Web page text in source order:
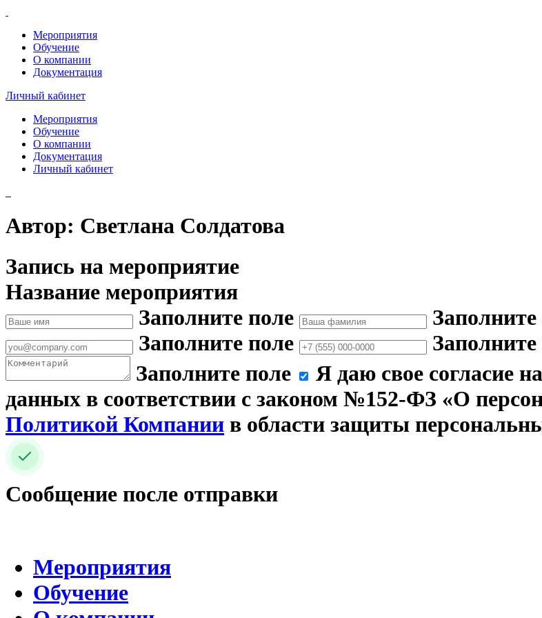
Мероприятия
Обучение
О компании
Документация
Личный кабинет
Мероприятия
Обучение
О компании
Документация
Личный кабинет
Автор: Светлана Солдатова
Запись на мероприятие
Название мероприятия
Заполните поле
Заполните
Заполните поле
Заполните
Заполните поле
Я даю свое согласие
данных в соответствии с законом №152-ФЗ «О
Политикой Компании в области защиты
Сообщение после отправки
Мероприятия
Обучение